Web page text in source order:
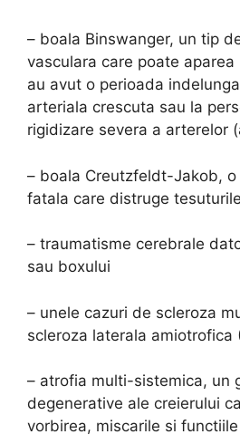
– boala Binswanger, un tip
vasculara care poate aparea
au avut o perioada
arteriala crescuta sau la
rigidizare severa a arterelor
– boala Creutzfeldt-Jakob,
fatala care distruge
– traumatisme cerebrale
sau boxului
– unele cazuri de scleroza
scleroza laterala amiotrofica
– atrofia multi-sistemica, un
degenerative ale creierului
vorbirea, miscarile si